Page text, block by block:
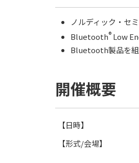
ノルディック・セ
Bluetooth®Low
Bluetooth製品を組
開催概要
【日時】
【形式/会場】